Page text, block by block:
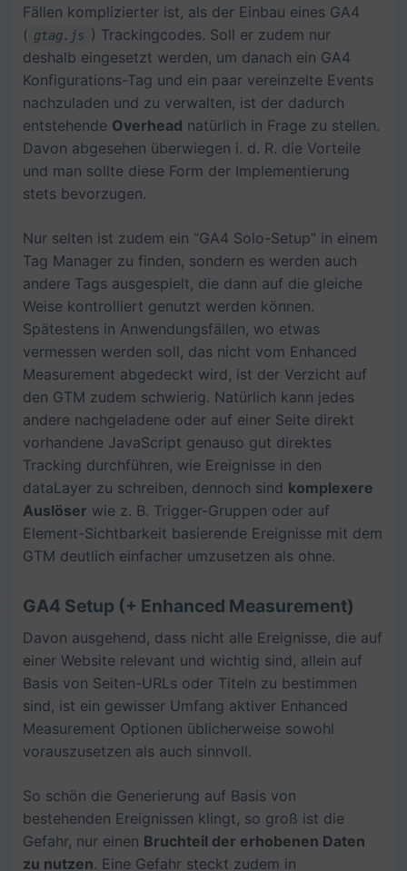
Fällen komplizierter ist, als der Einbau eines GA4
( gtag.js ) Trackingcodes. Soll er zudem nur
deshalb eingesetzt werden, um danach ein GA4
Konfigurations-Tag und ein paar vereinzelte Events
nachzuladen und zu verwalten, ist der dadurch
entstehende Overhead natürlich in Frage zu stellen.
Davon abgesehen überwiegen i. d. R. die Vorteile
und man sollte diese Form der Implementierung
stets bevorzugen.
Nur selten ist zudem ein “GA4 Solo-Setup” in einem
Tag Manager zu finden, sondern es werden auch
andere Tags ausgespielt, die dann auf die gleiche
Weise kontrolliert genutzt werden können.
Spätestens in Anwendungsfällen, wo etwas
vermessen werden soll, das nicht vom Enhanced
Measurement abgedeckt wird, ist der Verzicht auf
den GTM zudem schwierig. Natürlich kann jedes
andere nachgeladene oder auf einer Seite direkt
vorhandene JavaScript genauso gut direktes
Tracking durchführen, wie Ereignisse in den
dataLayer zu schreiben, dennoch sind komplexere
Auslöser wie z. B. Trigger-Gruppen oder auf
Element-Sichtbarkeit basierende Ereignisse mit dem
GTM deutlich einfacher umzusetzen als ohne.
GA4 Setup (+ Enhanced Measurement)
Davon ausgehend, dass nicht alle Ereignisse, die auf
einer Website relevant und wichtig sind, allein auf
Basis von Seiten-URLs oder Titeln zu bestimmen
sind, ist ein gewisser Umfang aktiver Enhanced
Measurement Optionen üblicherweise sowohl
vorauszusetzen als auch sinnvoll.
So schön die Generierung auf Basis von
bestehenden Ereignissen klingt, so groß ist die
Gefahr, nur einen Bruchteil der erhobenen Daten
zu nutzen. Eine Gefahr steckt zudem in